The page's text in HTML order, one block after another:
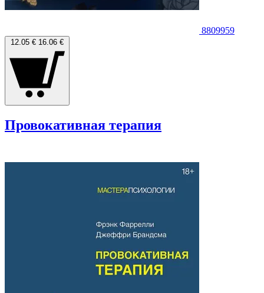
8809959
12.05 € 16.06 €
Провокативная терапия